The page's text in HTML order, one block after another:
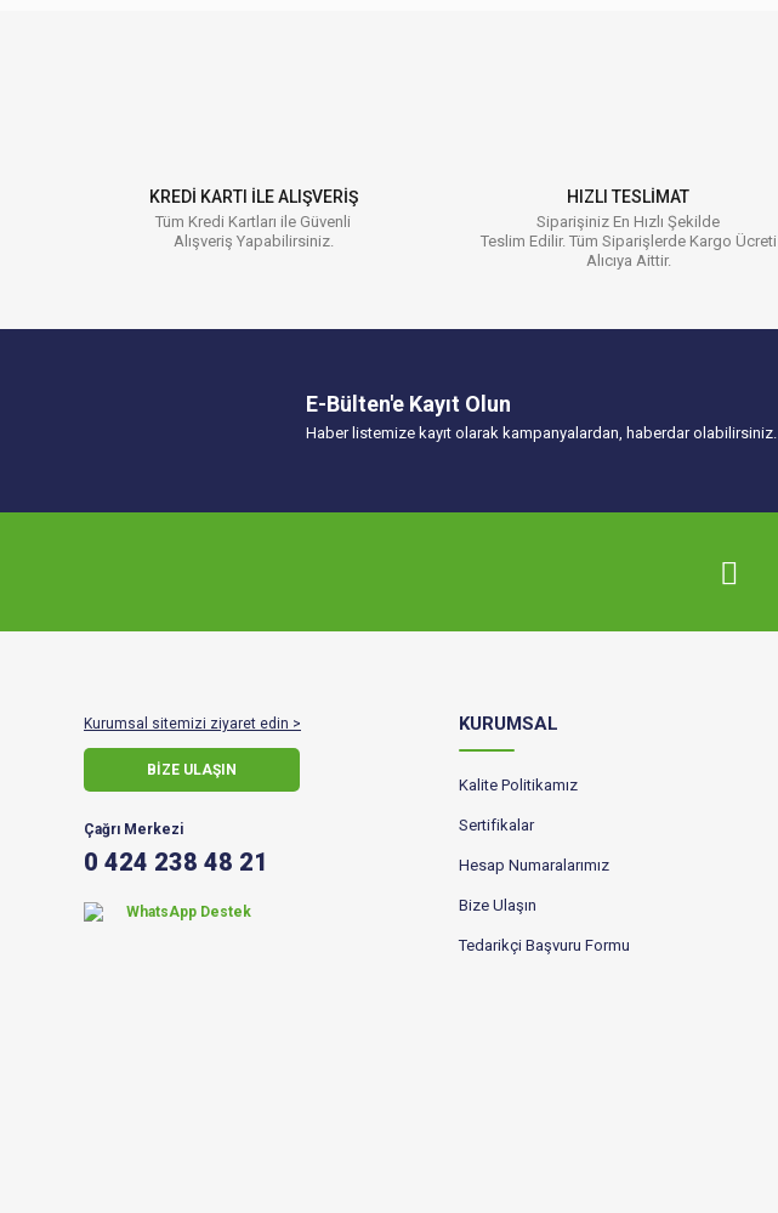
Ürün fiyatı diğer sitelerden daha pahalı.
Bu ürüne benzer farklı alternatifler olmalı.
KREDİ KARTI İLE ALIŞVERİŞ
Tüm Kredi Kartları ile Güvenli
Alışveriş Yapabilirsiniz.
HIZLI TESLİMAT
Siparişiniz En Hızlı Şekilde
Teslim Edilir. Tüm Siparişlerde Kargo Ücreti
Alıcıya Aittir.
E-Bülten'e Kayıt Olun
Haber listemize kayıt olarak kampanyalardan, haberdar olabilirsiniz.
Kurumsal sitemizi ziyaret edin >
BİZE ULAŞIN
Çağrı Merkezi
0 424 238 48 21
WhatsApp Destek
KURUMSAL
Kalite Politikamız
Sertifikalar
Hesap Numaralarımız
Bize Ulaşın
Tedarikçi Başvuru Formu